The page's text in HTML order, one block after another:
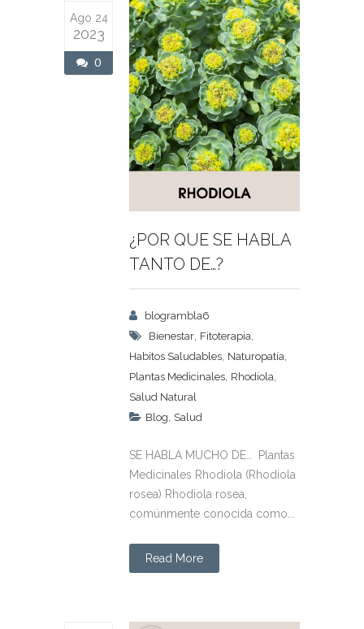
Ago 24
2023
0
¿POR QUE SE HABLA
TANTO DE…?
blogrambla6
Bienestar, Fitoterapia,
Habitos Saludables, Naturopatía,
Plantas Medicinales, Rhodiola,
Salud Natural
Blog, Salud
SE HABLA MUCHO DE… Plantas
Medicinales Rhodiola (Rhodiola
rosea) Rhodiola rosea,
comúnmente conocida como...
Read More